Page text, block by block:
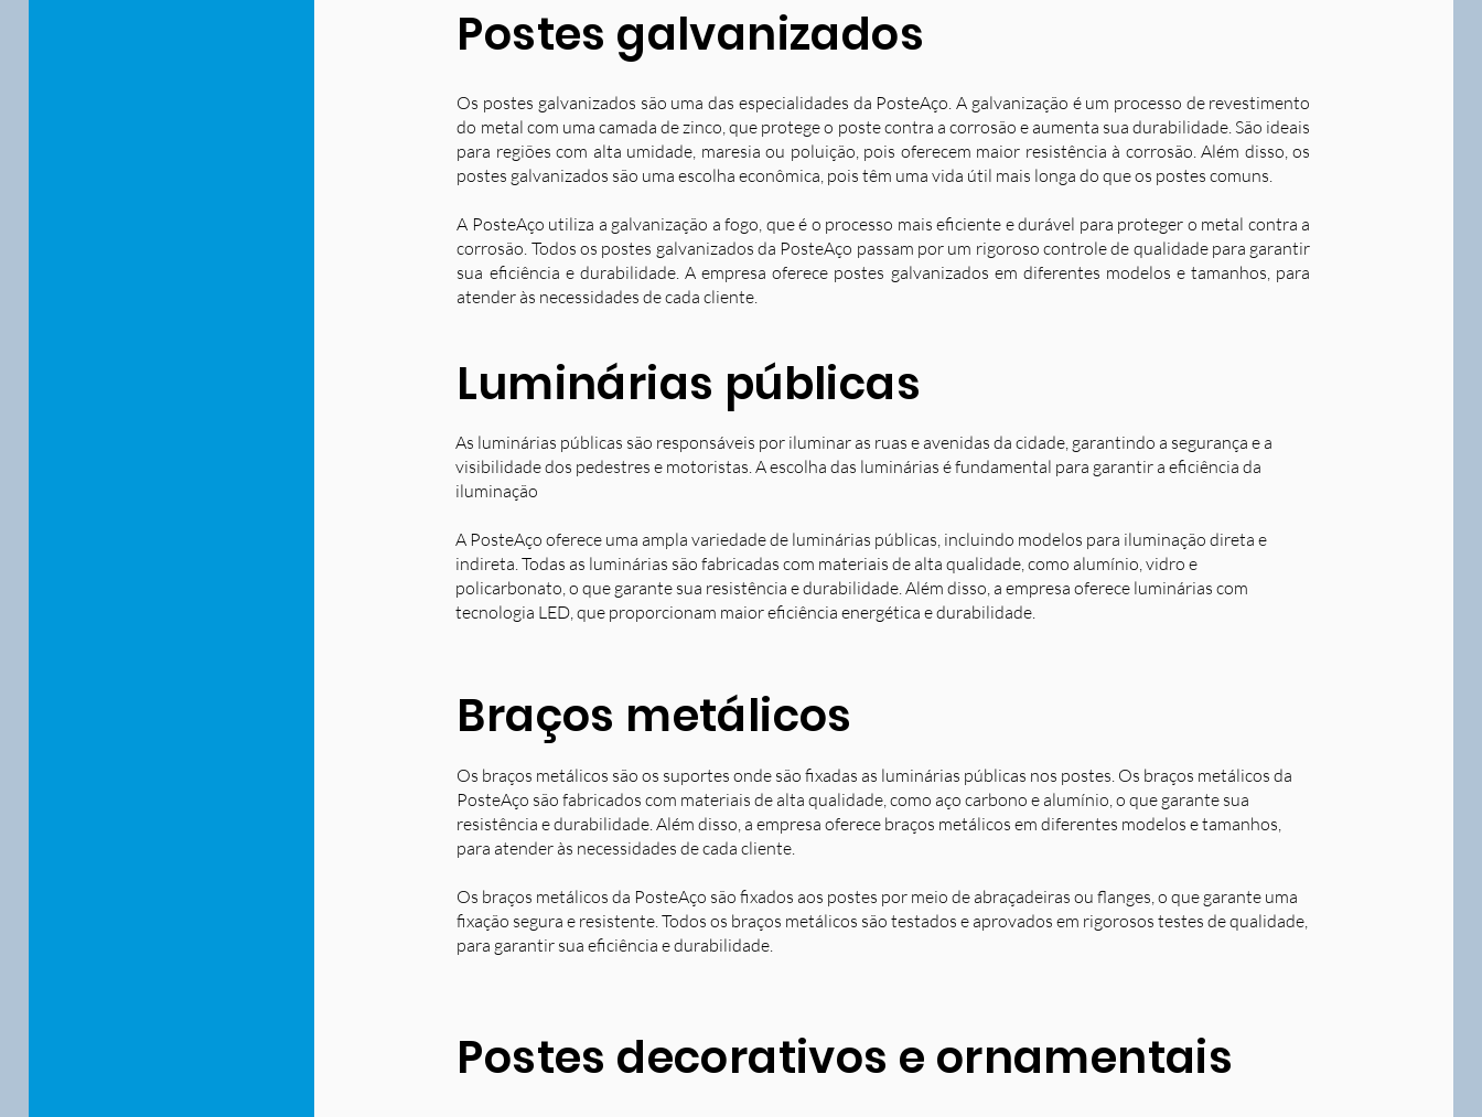
Postes galvanizados
Os postes galvanizados são uma das especialidades da PosteAço. A galvanização é um processo de revestimento
do metal com uma camada de zinco, que protege o poste contra a corrosão e aumenta sua durabilidade. São ideais
para regiões com alta umidade, maresia ou poluição, pois oferecem maior resistência à corrosão. Além disso, os
postes galvanizados são uma escolha econômica, pois têm uma vida útil mais longa do que os postes comuns.
A PosteAço utiliza a galvanização a fogo, que é o processo mais eficiente e durável para proteger o metal contra a
corrosão. Todos os postes galvanizados da PosteAço passam por um rigoroso controle de qualidade para garantir
sua eficiência e durabilidade. A empresa oferece postes galvanizados em diferentes modelos e tamanhos, para
atender às necessidades de cada cliente.
Luminárias públicas
As luminárias públicas são responsáveis por iluminar as ruas e avenidas da cidade, garantindo a segurança e a
visibilidade dos pedestres e motoristas. A escolha das luminárias é fundamental para garantir a eficiência da
iluminação
A PosteAço oferece uma ampla variedade de luminárias públicas, incluindo modelos para iluminação direta e
indireta. Todas as luminárias são fabricadas com materiais de alta qualidade, como alumínio, vidro e
policarbonato, o que garante sua resistência e durabilidade. Além disso, a empresa oferece luminárias com
tecnologia LED, que proporcionam maior eficiência energética e durabilidade.
Braços metálicos
Os braços metálicos são os suportes onde são fixadas as luminárias públicas nos postes. Os braços metálicos da
PosteAço são fabricados com materiais de alta qualidade, como aço carbono e alumínio, o que garante sua
resistência e durabilidade. Além disso, a empresa oferece braços metálicos em diferentes modelos e tamanhos,
para atender às necessidades de cada cliente.
Os braços metálicos da PosteAço são fixados aos postes por meio de abraçadeiras ou flanges, o que garante uma
fixação segura e resistente. Todos os braços metálicos são testados e aprovados em rigorosos testes de qualidade,
para garantir sua eficiência e durabilidade.
Postes decorativos e ornamentais